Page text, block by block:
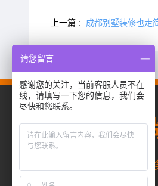
上一篇 : 成都别墅装修也走
成都齐家典
齐家网旗下一站式整装服
请您留言
感谢您的关注，当前客服人员不在
线，请填写一下您的信息，我们会
尽快和您联系。